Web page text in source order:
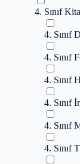
4. Sınıf
4. Sınıf
4. Sınıf
4. Sınıf
4. Sınıf
4. Sınıf
4. Sınıf